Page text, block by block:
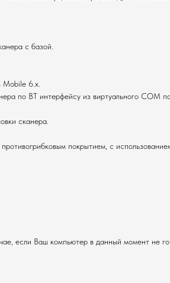
с базой.
Mobile 6.x.
по BT интерфейсу из виртуального COM
сканера.
покрытием, с
если Ваш компьютер в данный момент не